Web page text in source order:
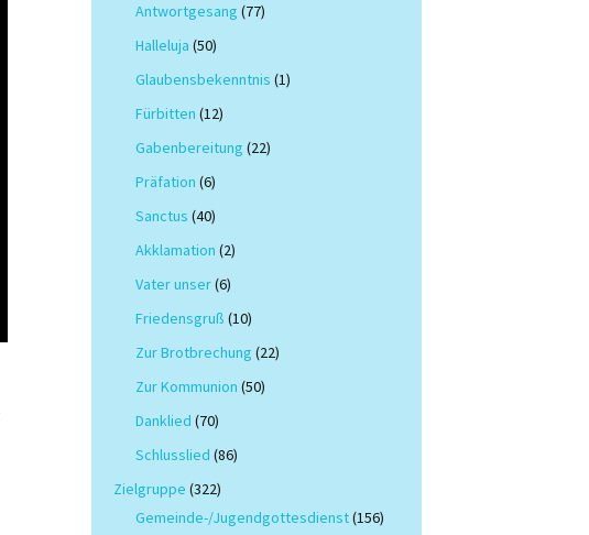
Antwortgesang (77)
Halleluja (50)
Glaubensbekenntnis (1)
Fürbitten (12)
Gabenbereitung (22)
Präfation (6)
Sanctus (40)
Akklamation (2)
Vater unser(6)
Friedensgruß (10)
Zur Brotbrechung (22)
Zur Kommunion (50)
Danklied (70)
Schlusslied (86)
Zielgruppe (322)
Gemeinde-/Jugendgottesdienst(156)